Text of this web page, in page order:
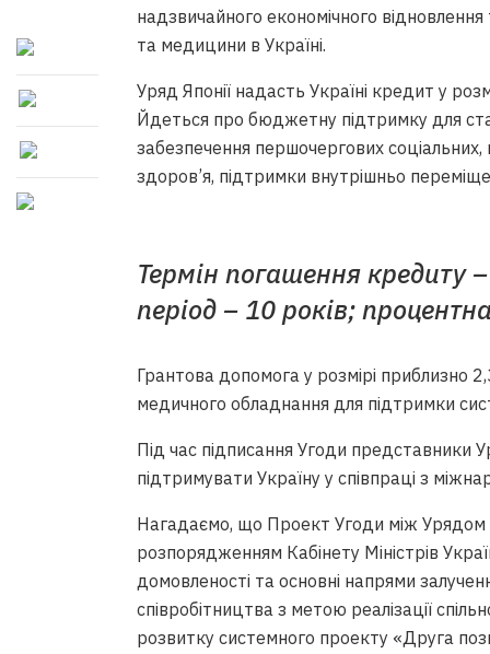
надзвичайного економічного
та медицини в Україні.
Уряд Японії надасть Україні кредит у
Йдеться про бюджетну підтримку для
забезпечення першочергових
здоров’я, підтримки внутрішньо
Термін погашення кредиту
період – 10 років;
Грантова допомога у розмірі приблизно
медичного обладнання для підтримки
Під час підписання Угоди представники
підтримувати Україну у співпраці з
Нагадаємо, що Проект Угоди між Урядом
розпорядженням Кабінету Міністрів
домовленості та основні напрями
співробітництва з метою реалізації
розвитку системного проекту «Друга